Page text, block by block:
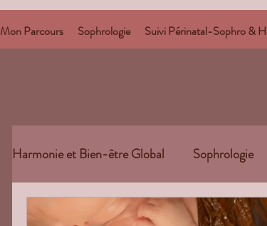
Mon Parcours Sophrologie Suivi Périnatal-Sophro &
Harmonie et Bien-être Global Sophrologie
Rituels et Pratiques Holistiques Santé